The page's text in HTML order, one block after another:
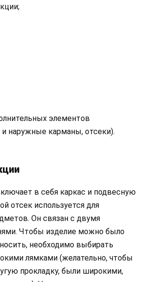
элементов
и наружные карманы, отсеки).
в себя каркас и подвесную
отсек используется для
Он связан с двумя
Чтобы изделие можно было
необходимо выбирать
лямками (желательно, чтобы
прокладку, были широкими,